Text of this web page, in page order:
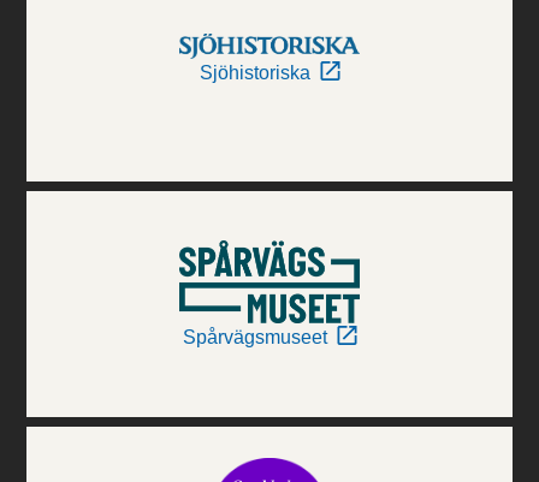
Sjöhistoriska
Spårvägsmuseet